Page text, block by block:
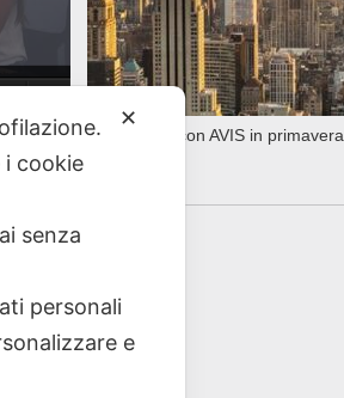
A New York con AVIS in primavera
✕
i cookie
senza
personali
e